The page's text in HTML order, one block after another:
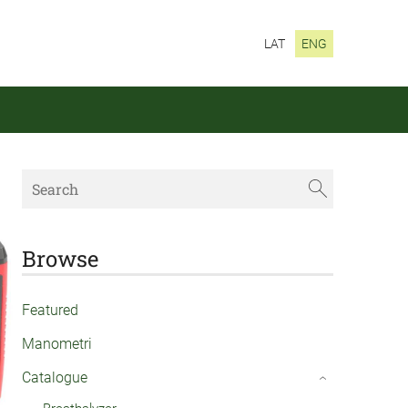
LAT ENG
Browse
Featured
Manometri
Catalogue
›